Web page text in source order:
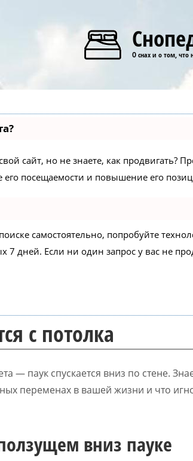
О снах и о том, что
сайт, но не знаете, как продвигать?
посещаемости и повышение его
самостоятельно, попробуйте
7 дней. Если ни один запрос у вас не
с потолка
— паук спускается вниз по стене.
переменах в вашей жизни и что
вниз пауке